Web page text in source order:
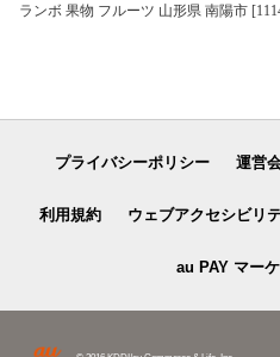
ランボ 果物 フルーツ 山形県 南陽市
プライバシーポリシー 運営
利用規約 ウェブアクセシビリ
au PAY マー